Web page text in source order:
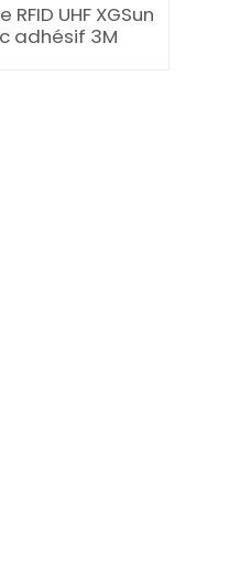
UHF XGSun
adhésif 3M